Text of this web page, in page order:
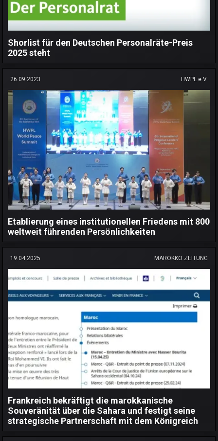
Shorlist für den Deutschen Personalräte-Preis
2025 steht
26.09.2023 HWPL e.V.
Etablierung eines institutionellen Friedens mit 800
weltweit führenden Persönlichkeiten
19.04.2025 MAROKKO ZEITUNG
Frankreich bekräftigt die marokkanische
Souveränität über die Sahara und festigt seine
strategische Partnerschaft mit dem Königreich